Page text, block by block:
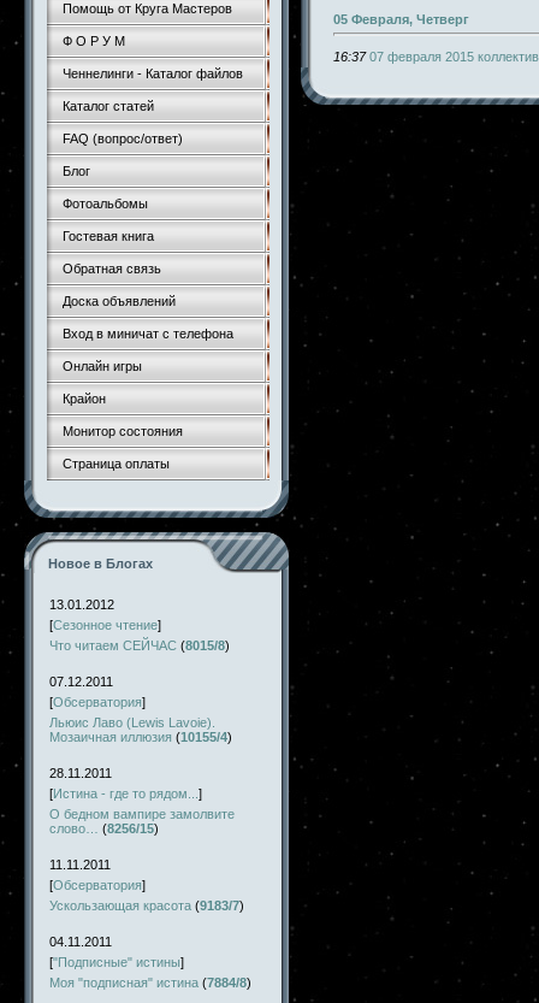
Помощь от Круга Мастеров
Ф О Р У М
Ченнелинги - Каталог файлов
Каталог статей
FAQ (вопрос/ответ)
Блог
Фотоальбомы
Гостевая книга
Обратная связь
Доска объявлений
Вход в миничат с телефона
Онлайн игры
Крайон
Монитор состояния
Страница оплаты
Новое в Блогах
13.01.2012
[Сезонное чтение]
Что читаем СЕЙЧАС (8015/8)
07.12.2011
[Обсерватория]
Льюис Лаво (Lewis Lavoie).
Мозаичная иллюзия (10155/4)
28.11.2011
[Истина - где то рядом... ]
О бедном вампире замолвите
слово…
(8256/15)
11.11.2011
[Обсерватория]
Ускользающая красота (9183/7)
04.11.2011
["Подписные" истины]
Моя "подписная" истина (7884/8)
05 Февраля, Четверг
16:37 07 февраля 2015